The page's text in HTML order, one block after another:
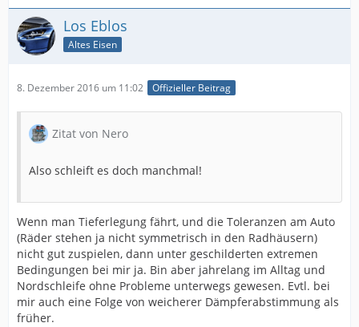
Los Eblos
Altes Eisen
8. Dezember 2016 um 11:02 Offizieller Beitrag
Zitat von Nero
Also schleift es doch manchmal!
Wenn man Tieferlegung fährt, und die Toleranzen am Auto
(Räder stehen ja nicht symmetrisch in den Radhäusern)
nicht gut zuspielen, dann unter geschilderten extremen
Bedingungen bei mir ja. Bin aber jahrelang im Alltag und
Nordschleife ohne Probleme unterwegs gewesen. Evtl. bei
mir auch eine Folge von weicherer Dämpferabstimmung als
früher.